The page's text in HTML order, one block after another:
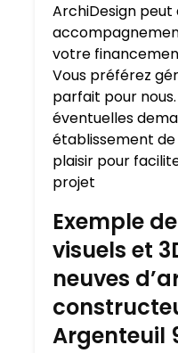
ArchiDesign peut
votre
Vous préférez
parfait pour
éventuelles
établissement
plaisir pour
projet
Exemple
visuels et
neuves
Argenteuil